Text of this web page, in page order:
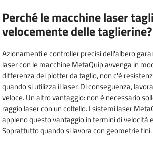
Perché le macchine laser
velocemente delle taglierine?
Azionamenti e controller precisi dell'albero
laser con le macchine MetaQuip avvenga in
differenza dei plotter da taglio, non c'è
quando si utilizza il laser. Di conseguenza,
veloce. Un altro vantaggio: non è necessario
raggio laser con un coltello. I sistemi laser
appieno questo vantaggio in termini di velocità
Soprattutto quando si lavora con geometrie fini.